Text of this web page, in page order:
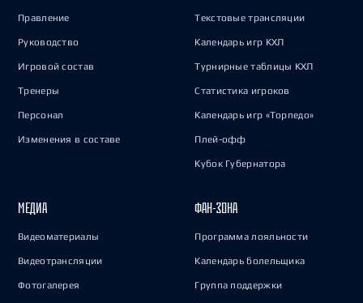
Правление
Руководство
Игровой состав
Тренеры
Персонал
Изменения в составе
Текстовые трансляции
Календарь игр КХЛ
Турнирные таблицы КХЛ
Статистика игроков
Календарь игр «Торпедо»
Плей-офф
Кубок Губернатора
МЕДИА
Видеоматериалы
Видеотрансляции
Фотогалерея
ФАН-ЗОНА
Программа лояльности
Календарь болельщика
Группа поддержки